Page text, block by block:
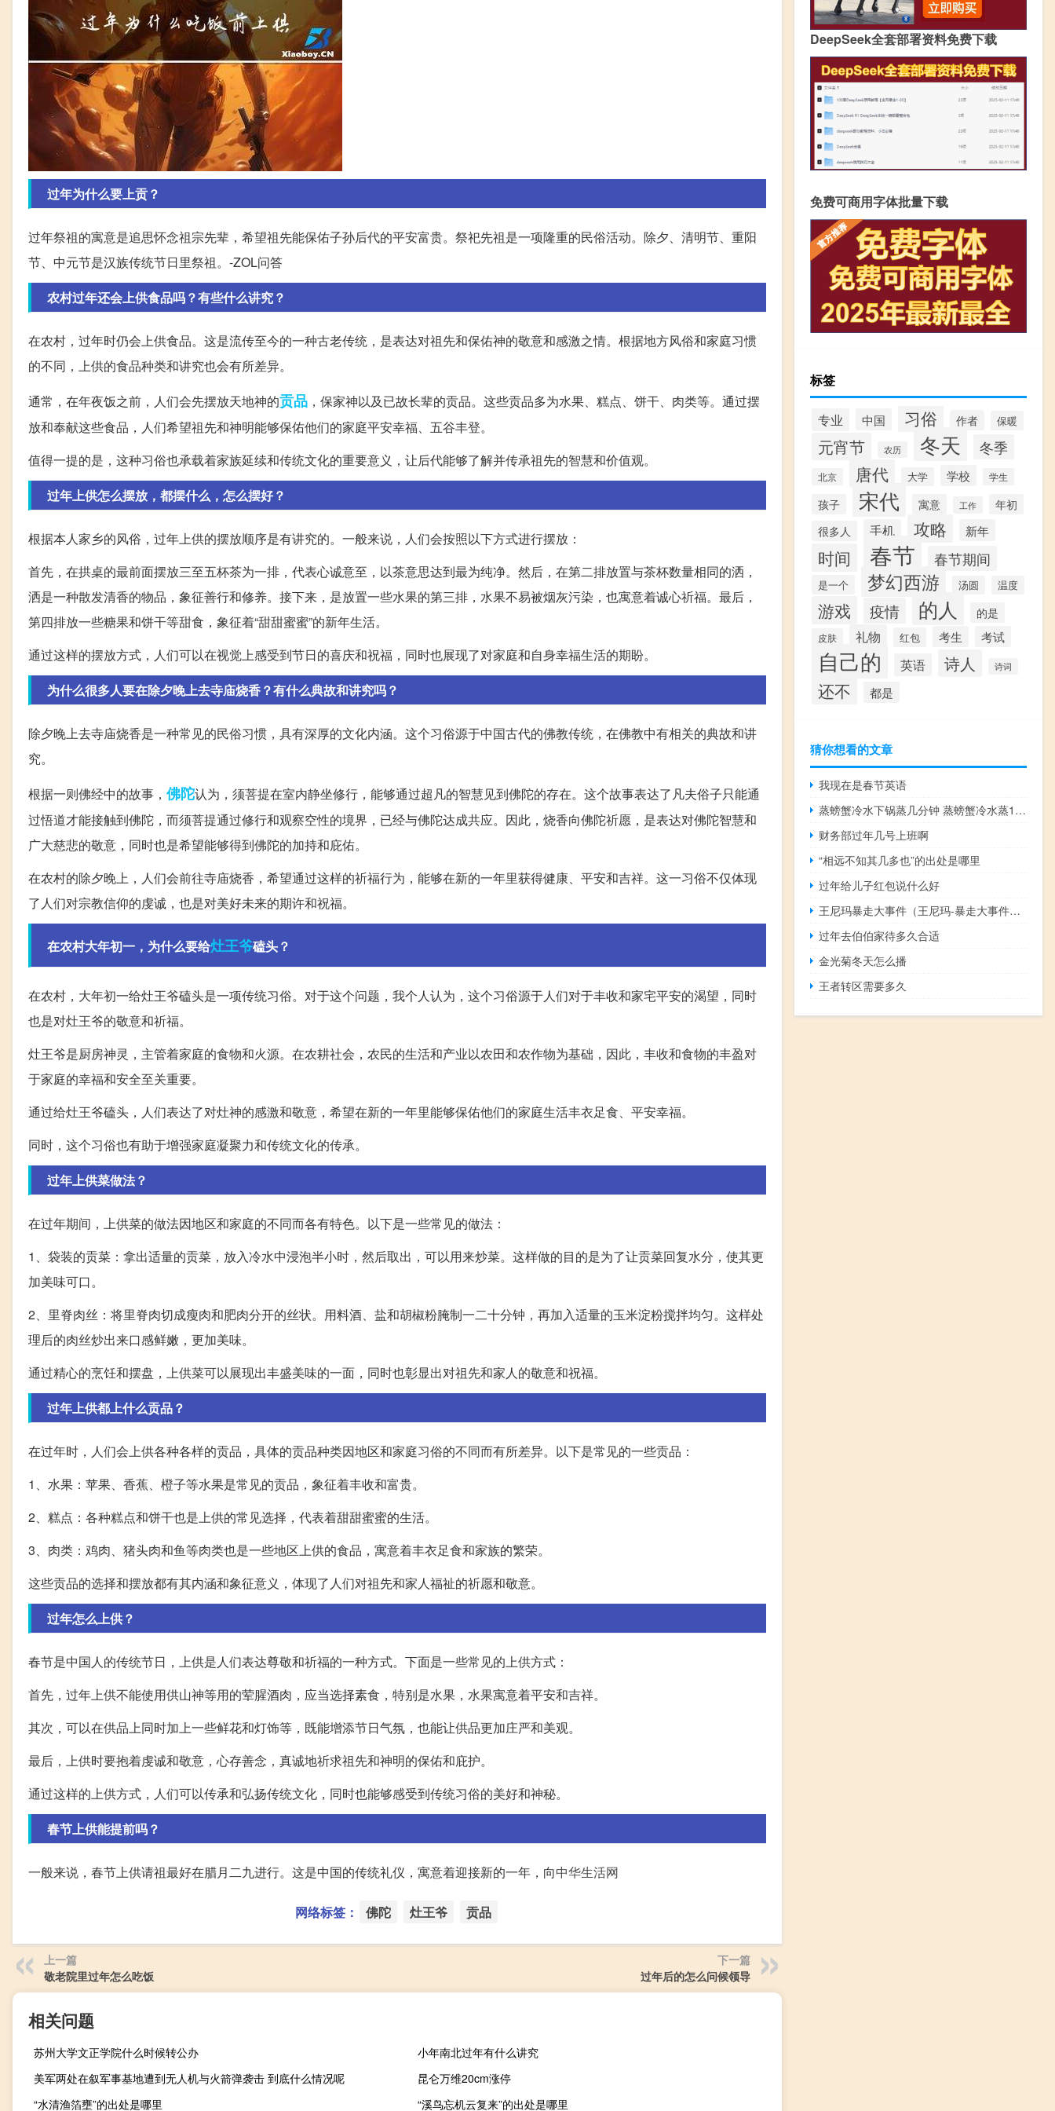
过年为什么要上贡？
过年祭祖的寓意是追思怀念祖宗先辈，希望祖先能保佑子孙后代的平安富贵。祭祀先祖是一项隆重的民俗活动。除夕、清明节、重阳
节、中元节是汉族传统节日里祭祖。-ZOL问答
农村过年还会上供食品吗？有些什么讲究？
在农村，过年时仍会上供食品。这是流传至今的一种古老传统，是表达对祖先和保佑神的敬意和感激之情。根据地方风俗和家庭习惯
的不同，上供的食品种类和讲究也会有所差异。
通常，在年夜饭之前，人们会先摆放天地神的贡品 ，保家神以及已故长辈的贡品。这些贡品多为水果、糕点、饼干、肉类等。通过摆
放和奉献这些食品，人们希望祖先和神明能够保佑他们的家庭平安幸福、五谷丰登。
值得一提的是，这种习俗也承载着家族延续和传统文化的重要意义，让后代能够了解并传承祖先的智慧和价值观。
过年上供怎么摆放，都摆什么，怎么摆好？
根据本人家乡的风俗，过年上供的摆放顺序是有讲究的。一般来说，人们会按照以下方式进行摆放：
首先，在拱桌的最前面摆放三至五杯茶为一排，代表心诚意至，以茶意思达到最为纯净。然后，在第二排放置与茶杯数量相同的洒，
洒是一种散发清香的物品，象征善行和修养。接下来，是放置一些水果的第三排，水果不易被烟灰污染，也寓意着诚心祈福。最后，
第四排放一些糖果和饼干等甜食，象征着“甜甜蜜蜜”的新年生活。
通过这样的摆放方式，人们可以在视觉上感受到节日的喜庆和祝福，同时也展现了对家庭和自身幸福生活的期盼。
为什么很多人要在除夕晚上去寺庙烧香？有什么典故和讲究吗？
除夕晚上去寺庙烧香是一种常见的民俗习惯，具有深厚的文化内涵。这个习俗源于中国古代的佛教传统，在佛教中有相关的典故和讲
究。
根据一则佛经中的故事， 佛陀认为，须菩提在室内静坐修行，能够通过超凡的智慧见到佛陀的存在。这个故事表达了凡夫俗子只能通
过悟道才能接触到佛陀，而须菩提通过修行和观察空性的境界，已经与佛陀达成共应。因此，烧香向佛陀祈愿，是表达对佛陀智慧和
广大慈悲的敬意，同时也是希望能够得到佛陀的加持和庇佑。
在农村的除夕晚上，人们会前往寺庙烧香，希望通过这样的祈福行为，能够在新的一年里获得健康、平安和吉祥。这一习俗不仅体现
了人们对宗教信仰的虔诚，也是对美好未来的期许和祝福。
在农村大年初一，为什么要给灶王爷磕头？
在农村，大年初一给灶王爷磕头是一项传统习俗。对于这个问题，我个人认为，这个习俗源于人们对于丰收和家宅平安的渴望，同时
也是对灶王爷的敬意和祈福。
灶王爷是厨房神灵，主管着家庭的食物和火源。在农耕社会，农民的生活和产业以农田和农作物为基础，因此，丰收和食物的丰盈对
于家庭的幸福和安全至关重要。
通过给灶王爷磕头，人们表达了对灶神的感激和敬意，希望在新的一年里能够保佑他们的家庭生活丰衣足食、平安幸福。
同时，这个习俗也有助于增强家庭凝聚力和传统文化的传承。
过年上供菜做法？
在过年期间，上供菜的做法因地区和家庭的不同而各有特色。以下是一些常见的做法：
1、袋装的贡菜：拿出适量的贡菜，放入冷水中浸泡半小时，然后取出，可以用来炒菜。这样做的目的是为了让贡菜回复水分，使其更
加美味可口。
2、里脊肉丝：将里脊肉切成瘦肉和肥肉分开的丝状。用料酒、盐和胡椒粉腌制一二十分钟，再加入适量的玉米淀粉搅拌均匀。这样处
理后的肉丝炒出来口感鲜嫩，更加美味。
通过精心的烹饪和摆盘，上供菜可以展现出丰盛美味的一面，同时也彰显出对祖先和家人的敬意和祝福。
过年上供都上什么贡品？
在过年时，人们会上供各种各样的贡品，具体的贡品种类因地区和家庭习俗的不同而有所差异。以下是常见的一些贡品：
1、水果：苹果、香蕉、橙子等水果是常见的贡品，象征着丰收和富贵。
2、糕点：各种糕点和饼干也是上供的常见选择，代表着甜甜蜜蜜的生活。
3、肉类：鸡肉、猪头肉和鱼等肉类也是一些地区上供的食品，寓意着丰衣足食和家族的繁荣。
这些贡品的选择和摆放都有其内涵和象征意义，体现了人们对祖先和家人福祉的祈愿和敬意。
过年怎么上供？
春节是中国人的传统节日，上供是人们表达尊敬和祈福的一种方式。下面是一些常见的上供方式：
首先，过年上供不能使用供山神等用的荤腥酒肉，应当选择素食，特别是水果，水果寓意着平安和吉祥。
其次，可以在供品上同时加上一些鲜花和灯饰等，既能增添节日气氛，也能让供品更加庄严和美观。
最后，上供时要抱着虔诚和敬意，心存善念，真诚地祈求祖先和神明的保佑和庇护。
通过这样的上供方式，人们可以传承和弘扬传统文化，同时也能够感受到传统习俗的美好和神秘。
春节上供能提前吗？
一般来说，春节上供请祖最好在腊月二九进行。这是中国的传统礼仪，寓意着迎接新的一年，向中华生活网
网络标签： 佛陀 灶王爷 贡品
上一篇
敬老院里过年怎么吃饭
下一篇
过年后的怎么问候领导
相关问题
苏州大学文正学院什么时候转公办
小年南北过年有什么讲究
美军两处在叙军事基地遭到无人机与火箭弹袭击 到底什么情况呢
昆仑万维20cm涨停
“水清渔箔壅”的出处是哪里
“溪鸟忘机云复来”的出处是哪里
DeepSeek全套部署资料免费下载
免费可商用字体批量下载
标签
专业 中国 习俗 作者 保暖
元宵节 农历 冬天 冬季
北京 唐代 大学 学校 学生
孩子 宋代 寓意 工作
年初
很多人
手机 攻略 新年
时间 春节 春节期间
是一个 梦幻西游 汤圆 温度
游戏 疫情 的人 的是
皮肤 礼物 红包 考生 考试
自己的 英语 诗人 诗词
还不 都是
猜你想看的文章
我现在是春节英语
蒸螃蟹冷水下锅蒸几分钟 蒸螃蟹冷水蒸15分钟吗
财务部过年几号上班啊
“相远不知其几多也”的出处是哪里
过年给儿子红包说什么好
王尼玛暴走大事件（王尼玛-暴走大事件主持人）
过年去伯伯家待多久合适
金光菊冬天怎么播
王者转区需要多久